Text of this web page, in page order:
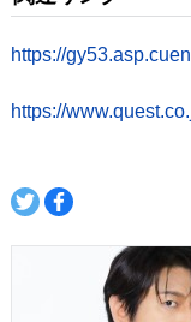
https://
https://